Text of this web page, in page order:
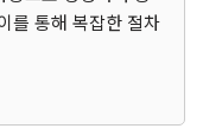
를 통해 복잡한 절차